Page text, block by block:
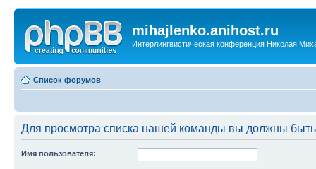
mihajlenko.anihost.ru
Интерлингвистическая конференция Николая
Список форумов
Для просмотра списка нашей команды вы должны
Имя пользователя: